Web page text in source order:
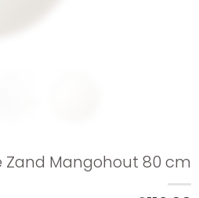
Zand Mangohout 80 cm